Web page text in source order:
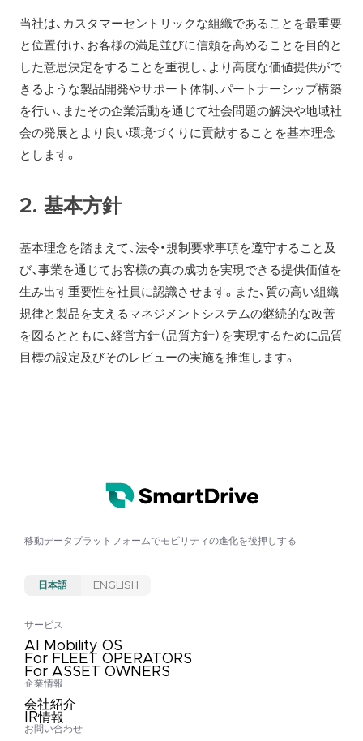
当社は、カスタマーセントリックな組織であることを最重要
と位置付け、お客様の満足並びに信頼を高めることを目的と
した意思決定をすることを重視し、より高度な価値提供がで
きるような製品開発やサポート体制、パートナーシップ構築
を行い、またその企業活動を通じて社会問題の解決や地域社
会の発展とより良い環境づくりに貢献することを基本理念
とします。
2. 基本方針
基本理念を踏まえて、法令・規制要求事項を遵守すること及
び、事業を通じてお客様の真の成功を実現できる提供価値を
生み出す重要性を社員に認識させます。また、質の高い組織
規律と製品を支えるマネジメントシステムの継続的な改善
を図るとともに、経営方針（品質方針）を実現するために品質
目標の設定及びそのレビューの実施を推進します。
移動データプラットフォームでモビリティの進化を後押しする
日本語 ENGLISH
サービス
AI Mobility OS
For FLEET OPERATORS
For ASSET OWNERS
企業情報
会社紹介
IR情報
お問い合わせ